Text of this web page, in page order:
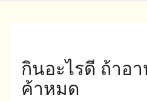
กินอะไรดี ถ้าอ
ค้าหมด